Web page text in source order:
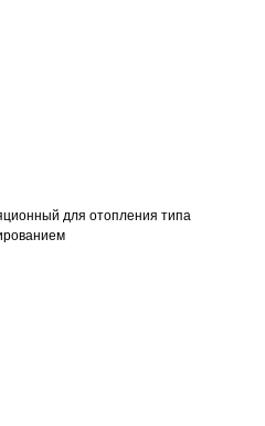
для отопления типа